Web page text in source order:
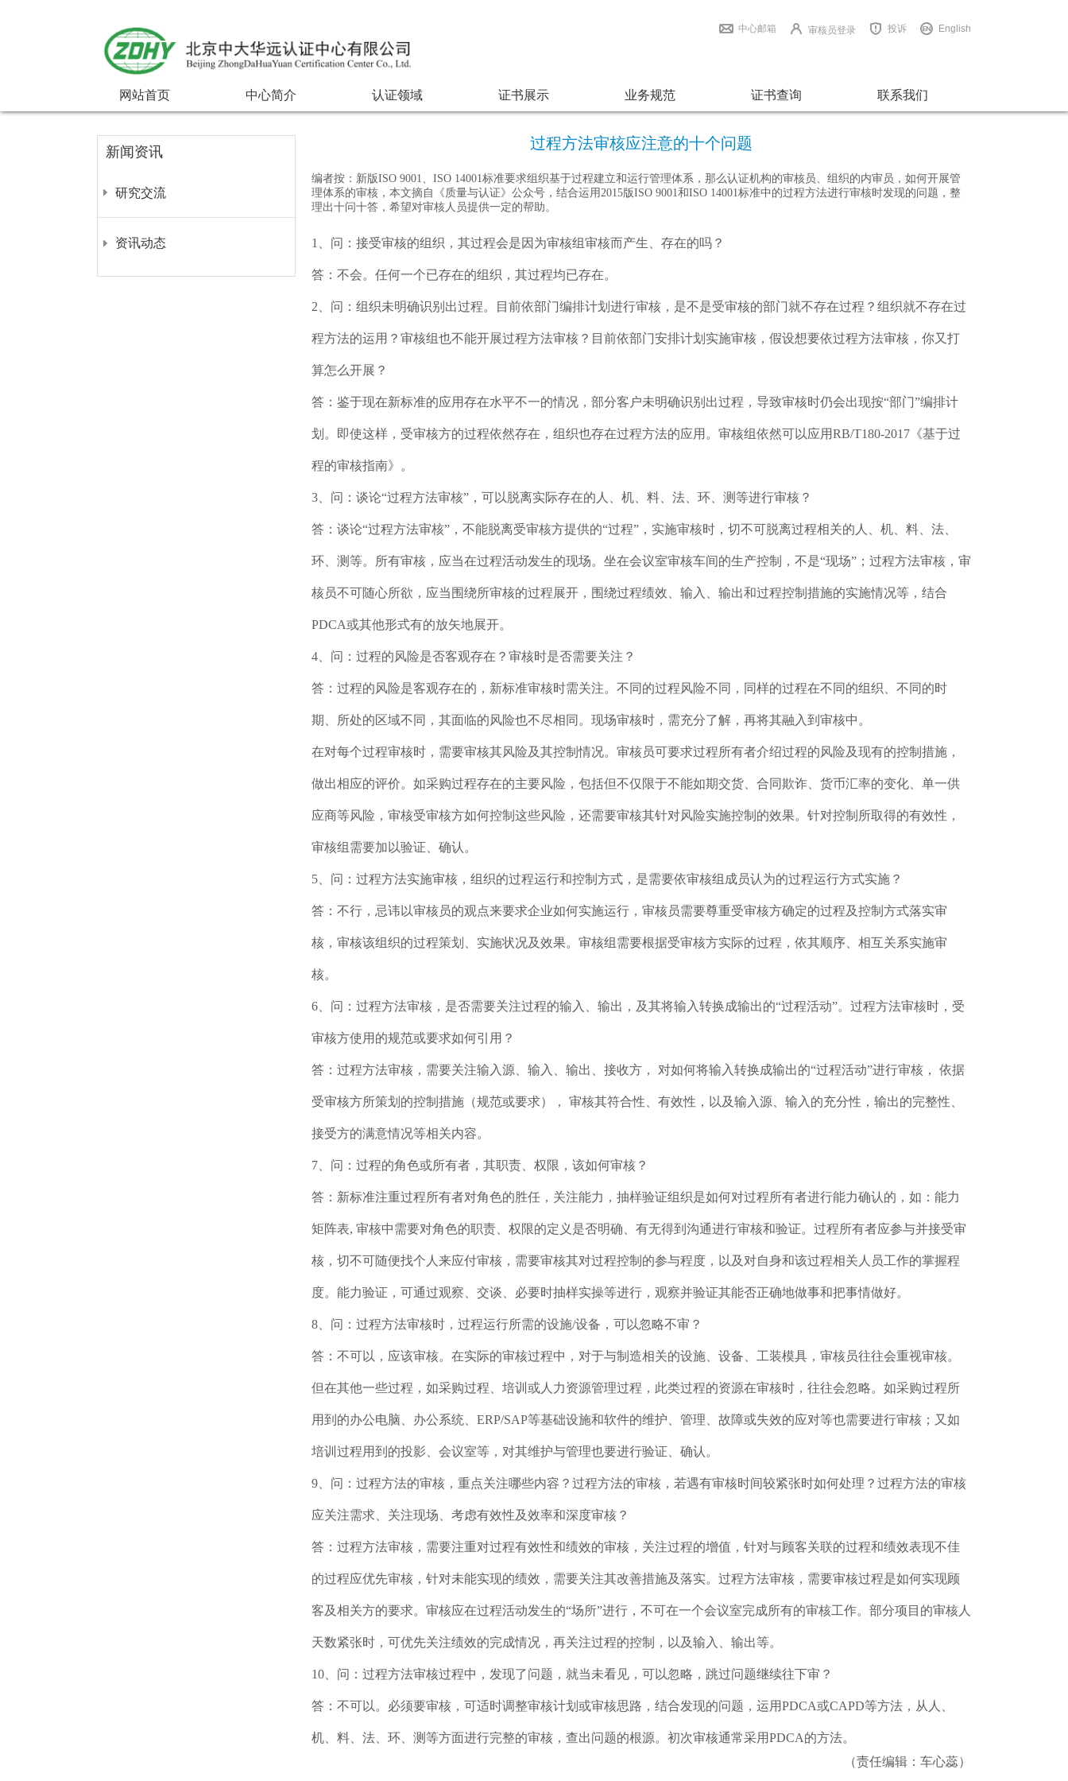
English
投诉
审核员登录
中心邮箱
网站首页 中心简介 认证领域 证书展示 业务规范 证书查询 联系我们
过程方法审核应注意的十个问题
编者按：新版ISO 9001、ISO 14001标准要求组织基于过程建立和运行管理体系，那么认证机构的审核员、组织的内审员，如何开展管
理体系的审核，本文摘自《质量与认证》公众号，结合运用2015版ISO 9001和ISO 14001标准中的过程方法进行审核时发现的问题，整
理出十问十答，希望对审核人员提供一定的帮助。
1、问：接受审核的组织，其过程会是因为审核组审核而产生、存在的吗？
答：不会。任何一个已存在的组织，其过程均已存在。
2、问：组织未明确识别出过程。目前依部门编排计划进行审核，是不是受审核的部门就不存在过程？组织就不存在过
程方法的运用？审核组也不能开展过程方法审核？目前依部门安排计划实施审核，假设想要依过程方法审核，你又打
算怎么开展？
答：鉴于现在新标准的应用存在水平不一的情况，部分客户未明确识别出过程，导致审核时仍会出现按“部门”编排计
划。即使这样，受审核方的过程依然存在，组织也存在过程方法的应用。审核组依然可以应用RB/T180-2017《基于过
程的审核指南》。
3、问：谈论“过程方法审核”，可以脱离实际存在的人、机、料、法、环、测等进行审核？
答：谈论“过程方法审核”，不能脱离受审核方提供的“过程”，实施审核时，切不可脱离过程相关的人、机、料、法、
环、测等。所有审核，应当在过程活动发生的现场。坐在会议室审核车间的生产控制，不是“现场”；过程方法审核，审
核员不可随心所欲，应当围绕所审核的过程展开，围绕过程绩效、输入、输出和过程控制措施的实施情况等，结合
PDCA或其他形式有的放矢地展开。
4、问：过程的风险是否客观存在？审核时是否需要关注？
答：过程的风险是客观存在的，新标准审核时需关注。不同的过程风险不同，同样的过程在不同的组织、不同的时
期、所处的区域不同，其面临的风险也不尽相同。现场审核时，需充分了解，再将其融入到审核中。
在对每个过程审核时，需要审核其风险及其控制情况。审核员可要求过程所有者介绍过程的风险及现有的控制措施，
做出相应的评价。如采购过程存在的主要风险，包括但不仅限于不能如期交货、合同欺诈、货币汇率的变化、单一供
应商等风险，审核受审核方如何控制这些风险，还需要审核其针对风险实施控制的效果。针对控制所取得的有效性，
审核组需要加以验证、确认。
5、问：过程方法实施审核，组织的过程运行和控制方式，是需要依审核组成员认为的过程运行方式实施？
答：不行，忌讳以审核员的观点来要求企业如何实施运行，审核员需要尊重受审核方确定的过程及控制方式落实审
核，审核该组织的过程策划、实施状况及效果。审核组需要根据受审核方实际的过程，依其顺序、相互关系实施审
核。
6、问：过程方法审核，是否需要关注过程的输入、输出，及其将输入转换成输出的“过程活动”。过程方法审核时，受
审核方使用的规范或要求如何引用？
答：过程方法审核，需要关注输入源、输入、输出、接收方， 对如何将输入转换成输出的“过程活动”进行审核， 依据
受审核方所策划的控制措施（规范或要求）， 审核其符合性、有效性，以及输入源、输入的充分性，输出的完整性、
接受方的满意情况等相关内容。
7、问：过程的角色或所有者，其职责、权限，该如何审核？
答：新标准注重过程所有者对角色的胜任，关注能力，抽样验证组织是如何对过程所有者进行能力确认的，如：能力
矩阵表, 审核中需要对角色的职责、权限的定义是否明确、有无得到沟通进行审核和验证。过程所有者应参与并接受审
核，切不可随便找个人来应付审核，需要审核其对过程控制的参与程度，以及对自身和该过程相关人员工作的掌握程
度。能力验证，可通过观察、交谈、必要时抽样实操等进行，观察并验证其能否正确地做事和把事情做好。
8、问：过程方法审核时，过程运行所需的设施/设备，可以忽略不审？
答：不可以，应该审核。在实际的审核过程中，对于与制造相关的设施、设备、工装模具，审核员往往会重视审核。
但在其他一些过程，如采购过程、培训或人力资源管理过程，此类过程的资源在审核时，往往会忽略。如采购过程所
用到的办公电脑、办公系统、ERP/SAP等基础设施和软件的维护、管理、故障或失效的应对等也需要进行审核；又如
培训过程用到的投影、会议室等，对其维护与管理也要进行验证、确认。
9、问：过程方法的审核，重点关注哪些内容？过程方法的审核，若遇有审核时间较紧张时如何处理？过程方法的审核
应关注需求、关注现场、考虑有效性及效率和深度审核？
答：过程方法审核，需要注重对过程有效性和绩效的审核，关注过程的增值，针对与顾客关联的过程和绩效表现不佳
的过程应优先审核，针对未能实现的绩效，需要关注其改善措施及落实。过程方法审核，需要审核过程是如何实现顾
客及相关方的要求。审核应在过程活动发生的“场所”进行，不可在一个会议室完成所有的审核工作。部分项目的审核人
天数紧张时，可优先关注绩效的完成情况，再关注过程的控制，以及输入、输出等。
10、问：过程方法审核过程中，发现了问题，就当未看见，可以忽略，跳过问题继续往下审？
答：不可以。必须要审核，可适时调整审核计划或审核思路，结合发现的问题，运用PDCA或CAPD等方法，从人、
机、料、法、环、测等方面进行完整的审核，查出问题的根源。初次审核通常采用PDCA的方法。
（责任编辑：车心蕊）
新闻资讯
研究交流
资讯动态